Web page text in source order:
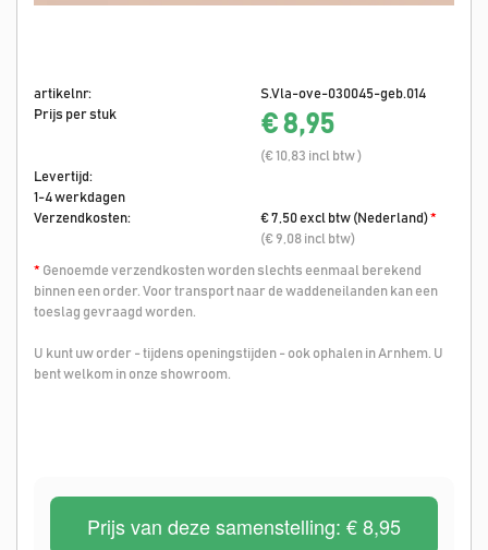
artikelnr:
S.Vla-ove-030045-geb.014
Prijs per stuk
€ 8,95
(€ 10,83 incl btw )
Levertijd:
1-4 werkdagen
Verzendkosten:
€ 7,50 excl btw (Nederland)*
(€ 9,08 incl btw)
* Genoemde verzendkosten worden slechts eenmaal berekend
binnen een order. Voor transport naar de waddeneilanden kan een
toeslag gevraagd worden.
U kunt uw order - tijdens openingstijden - ook ophalen in Arnhem. U
bent welkom in onze showroom.
Prijs van deze samenstelling: € 8,95